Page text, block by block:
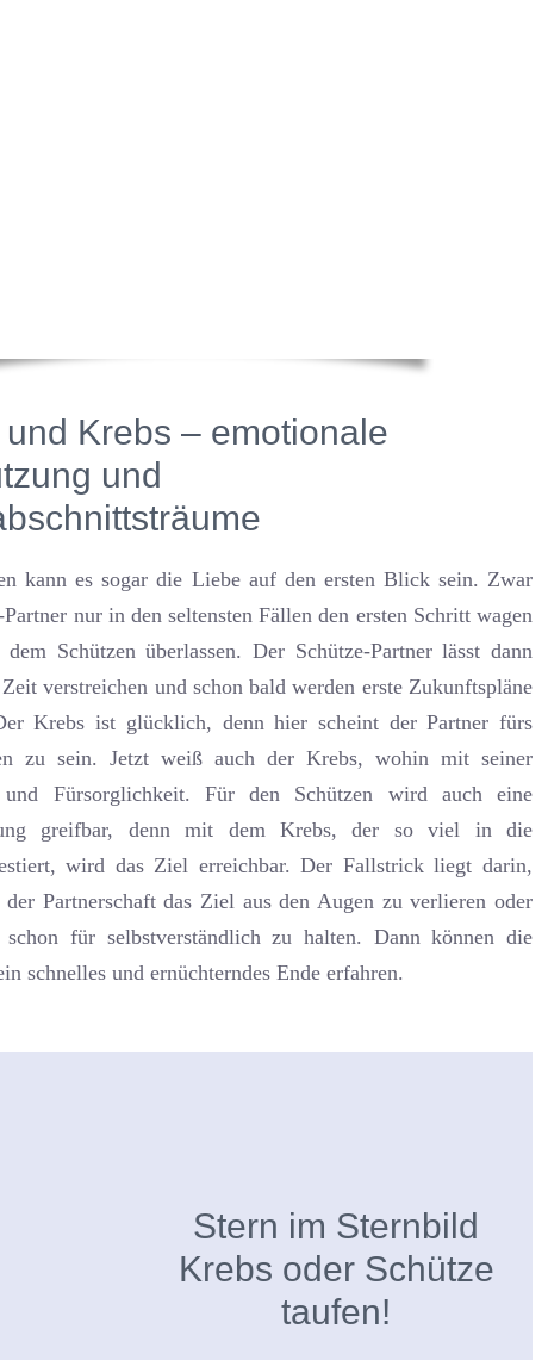
Krebs – emotionale
und
kann es sogar die Liebe auf den ersten Blick sein. Zwar
nur in den seltensten Fällen den ersten Schritt wagen
Schützen überlassen. Der Schütze-Partner lässt dann
verstreichen und schon bald werden erste Zukunftspläne
Krebs ist glücklich, denn hier scheint der Partner fürs
zu sein. Jetzt weiß auch der Krebs, wohin mit seiner
und Fürsorglichkeit. Für den Schützen wird auch eine
greifbar, denn mit dem Krebs, der so viel in die
wird das Ziel erreichbar. Der Fallstrick liegt darin,
Partnerschaft das Ziel aus den Augen zu verlieren oder
schon für selbstverständlich zu halten. Dann können die
schnelles und ernüchterndes Ende erfahren.
Stern im Sternbild
Krebs oder Schütze
taufen!